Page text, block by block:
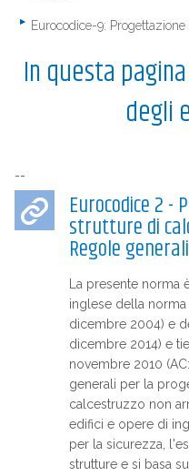
Eurocodice-9:
In questa
degli
--
Eurocodice 2 -
strutture di
Regole
La presente norma
inglese della norma
dicembre 2004) e
dicembre 2014) e
novembre 2010
generali per la
calcestruzzo non
edifici e opere di
per la sicurezza,
strutture e si basa